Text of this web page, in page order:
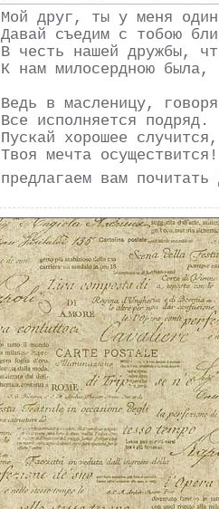
Мой друг, ты у меня
Давай съедим с тобою
В честь нашей дружбы,
К нам милосердною была,
Ведь в масленицу,
Все исполняется подряд.
Пускай хорошее случится,
Твоя мечта осуществится!
предлагаем вам почитать